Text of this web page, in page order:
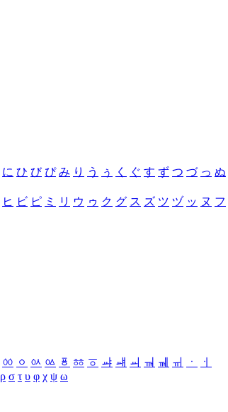
に ひ び ぴ み り う ぅ く ぐ す ず つ づ っ ぬ
ヒ ビ ピ ミ リ ウ ゥ ク グ ス ズ ツ ヅ ッ ヌ フ
ㆀ ㆁ ㆂ ㆃ ㆄ ㆅ ㆆ ㆇ ㆈ ㆉ ㆊ ㆋ ㆌ ㆍ
ㆎ
ρ σ τ υ φ χ ψ ω